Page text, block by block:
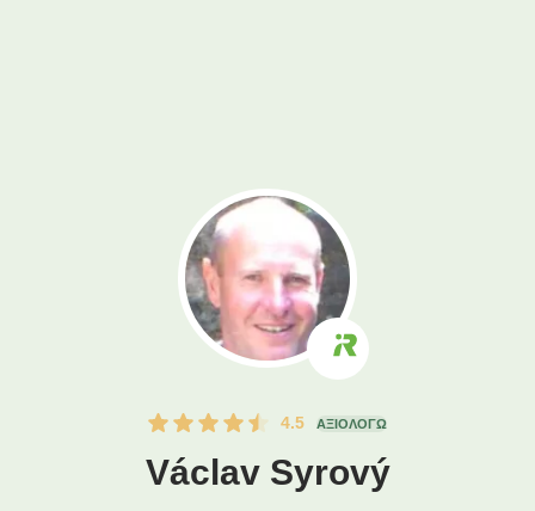
4.5 ΑΞΙΟΛΟΓΏ
Václav Syrový